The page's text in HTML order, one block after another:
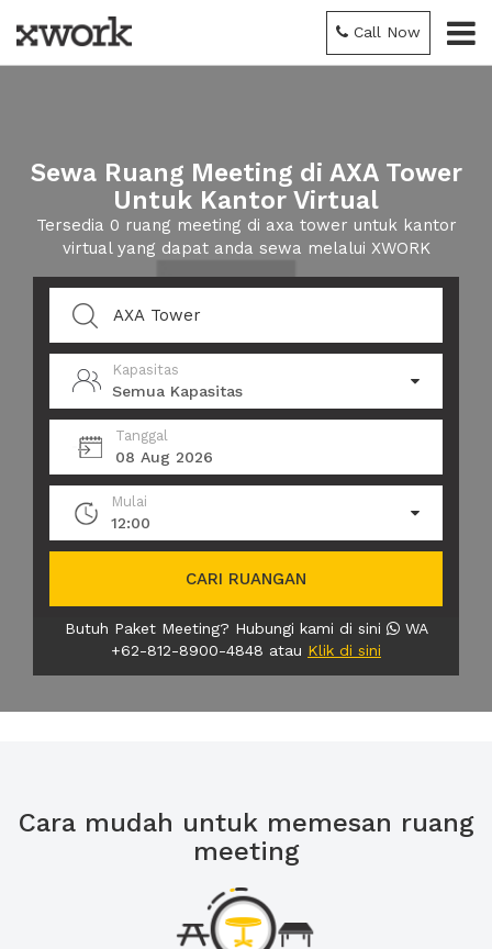
Call Now
Sewa Ruang Meeting di AXA Tower
Untuk Kantor Virtual
Tersedia 0 ruang meeting di axa tower untuk kantor
virtual yang dapat anda sewa melalui XWORK
Kapasitas
Semua Kapasitas
Tanggal
08 Aug 2026
Mulai
12:00
CARI RUANGAN
Butuh Paket Meeting? Hubungi kami di sini
WA
+62-812-8900-4848 atau Klik di sini
Cara mudah untuk memesan ruang
meeting